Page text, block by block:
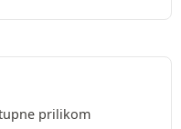
prilikom